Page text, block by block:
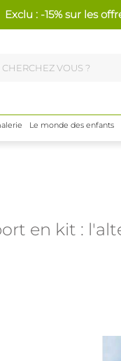
Exclu : -15% sur les
Le monde des enfants
en kit :